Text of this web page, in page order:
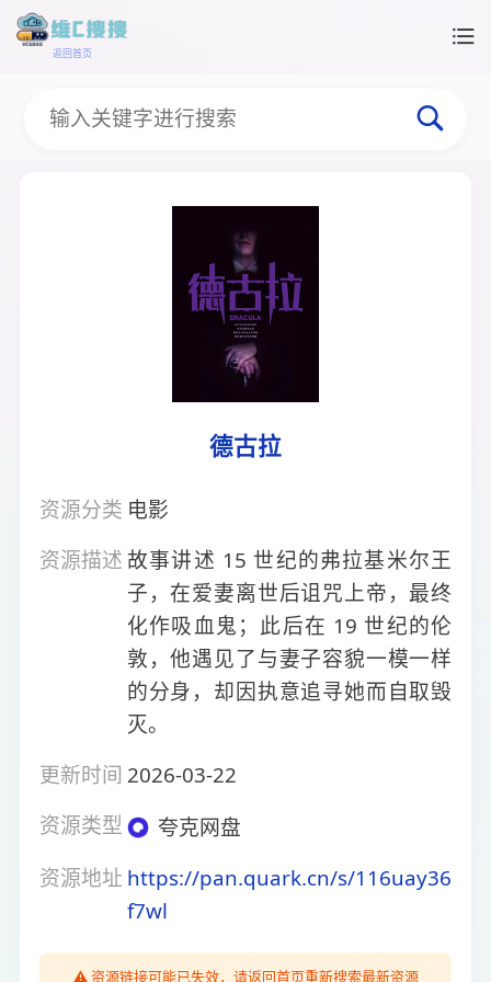
返回首页
德古拉
资源分类 电影
资源描述故事讲述 15 世纪的弗拉基米尔王
子，在爱妻离世后诅咒上帝，最终
化作吸血鬼；此后在 19 世纪的伦
敦，他遇见了与妻子容貌一模一样
的分身，却因执意追寻她而自取毁
灭。
更新时间 2026-03-22
资源类型
夸克网盘
资源地址 https://pan.quark.cn/s/116uay36
f7wl
⚠️ 资源链接可能已失效，请返回首页重新搜索最新资源